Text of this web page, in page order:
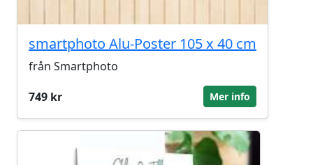
smartphoto Alu-Poster 105 x 40 cm
från Smartphoto
749 kr
Mer info